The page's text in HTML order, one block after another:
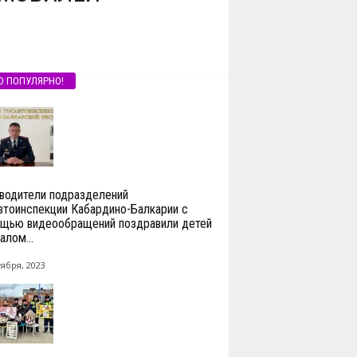
ПОПУЛЯРНО!
подразделений
Кабардино-Балкарии с
видеообращений поздравили детей
2023